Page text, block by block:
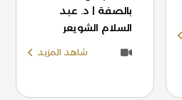
بالصفة | د. عبد
السلام الشويعر
شاهد المزيد